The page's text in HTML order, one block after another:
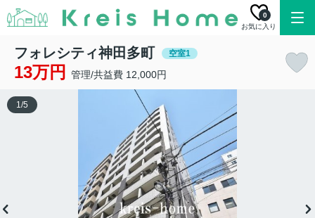
お気に入り
0
フォレシティ神田多町 空室1
13万円 管理/共益費 12,000円
1/5